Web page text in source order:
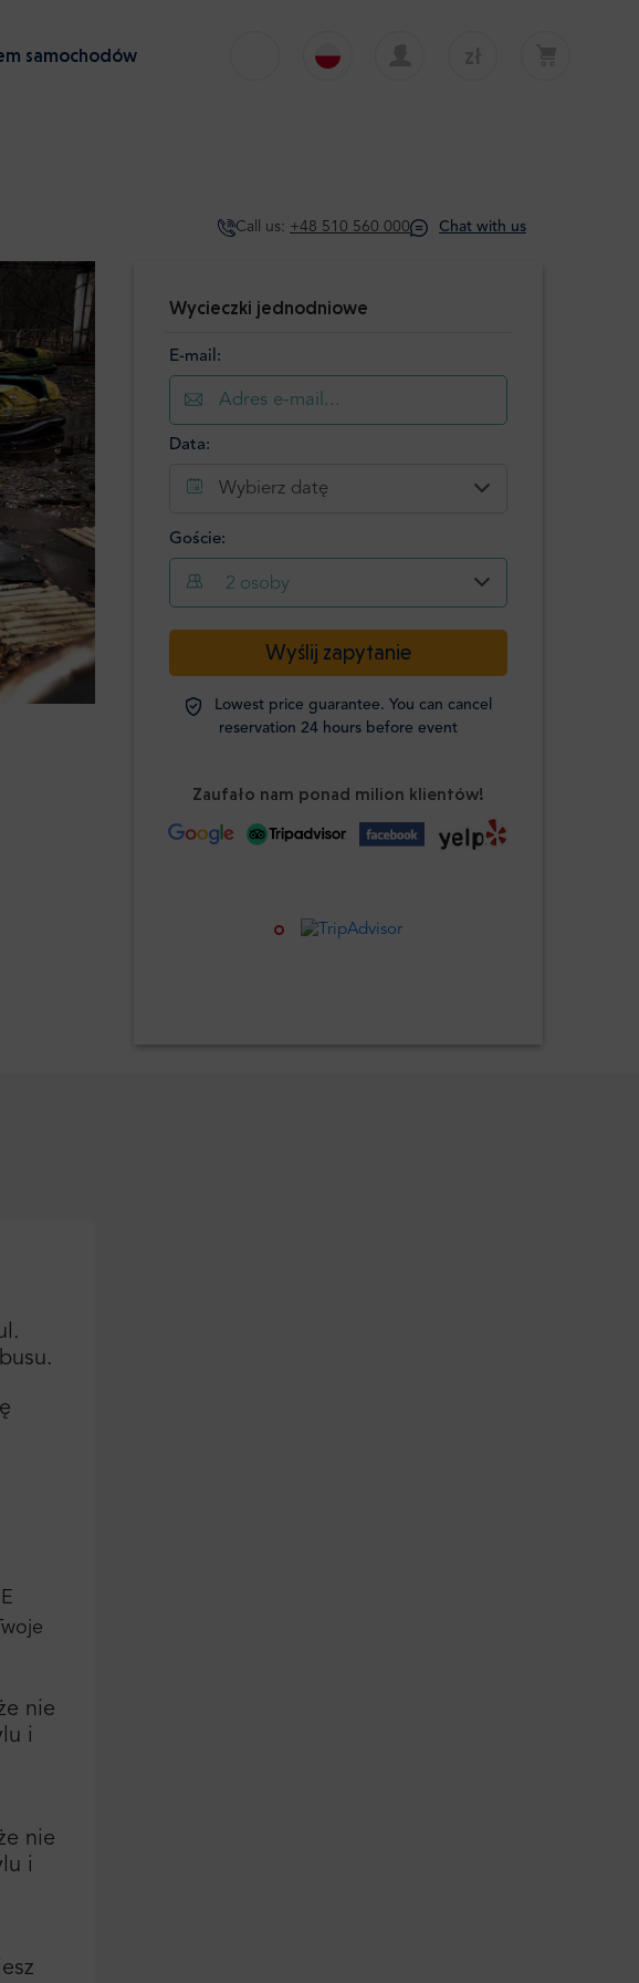
samochodów
Deutsch
Español
Call us: +48 510 560 000 Chat with us
Wycieczki jednodniowe
E-mail:
Data:
Wybierz datę
Goście:
2 osoby
Pasażerowie -
Studenci
-
Wiek 0-12
+
Wyślij zapytanie
Lowest price guarantee. You can cancel
reservation 24 hours before event
Zaufało nam ponad milion klientów!
nie
i
nie
i